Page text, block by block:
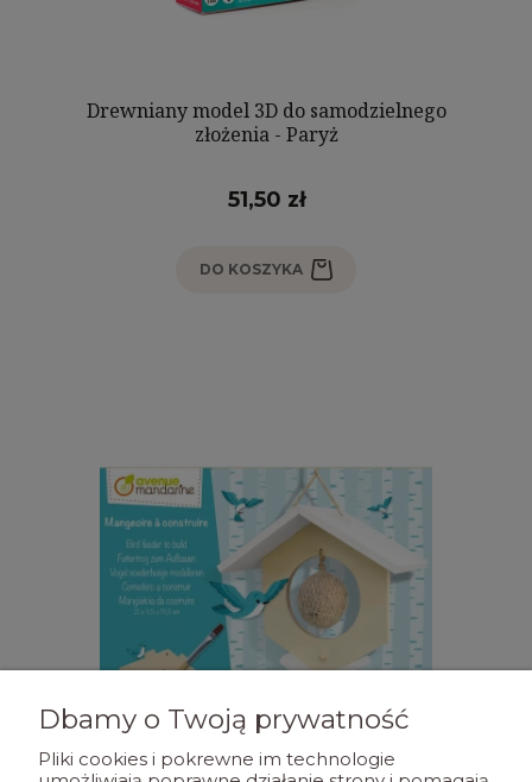
Drewniany model 3D do samodzielnego
złożenia - Paryż
51,50 zł
DO KOSZYKA
Dbamy o Twoją prywatność
Pliki cookies i pokrewne im technologie